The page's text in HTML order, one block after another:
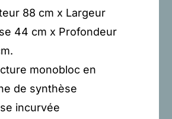
88 cm x Largeur
44 cm x Profondeur
monobloc en
de synthèse
incurvée